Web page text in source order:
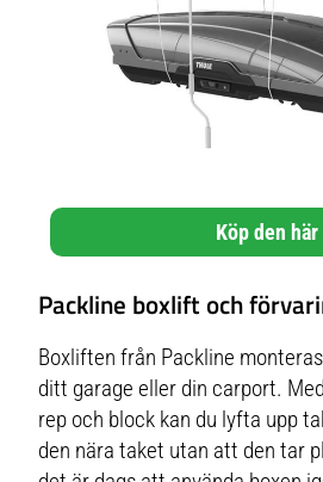
Köp den här
Packline boxlift och
Boxliften från Packline
ditt garage eller din carport.
rep och block kan du lyfta upp
den nära taket utan att den tar